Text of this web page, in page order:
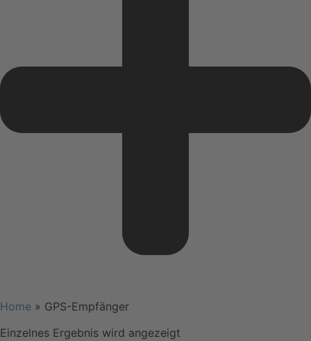
Home » GPS-Empfänger
Einzelnes Ergebnis wird angezeigt